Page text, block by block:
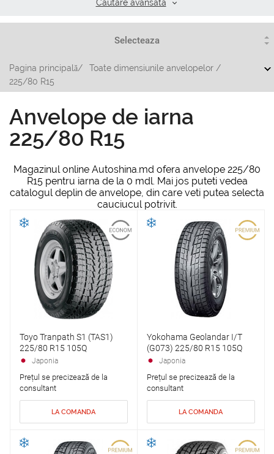
Cautare аvansata
Pagina principală/ Toate dimensiunile anvelopelor /
225/80 R15
Anvelope de iarna
225/80 R15
Magazinul online Autoshina.md ofera anvelope 225/80
R15 pentru iarna de la 0 mdl. Mai jos puteti vedea
catalogul deplin de anvelope, din care veti putea selecta
cauciucul potrivit.
Toyo Tranpath S1 (TAS1)
225/80 R15 105Q
Japonia
Prețul se precizează de la
consultant
LA COMANDA
Yokohama Geolandar I/T
(G073) 225/80 R15 105Q
Japonia
Prețul se precizează de la
consultant
LA COMANDA